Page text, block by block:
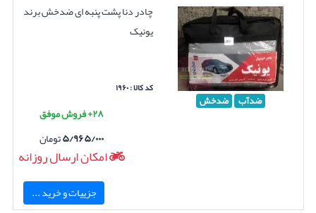
ضدآب ضدخش
چادر دنا پشت پنبه ای ضدخش برند
یونیک
کد کالا : ۱۹۶۰
۲۸+ فروش موفق
۵/۹۶۵/۰۰۰تومان
امکان ارسال روزانه
جزییات و خرید ...